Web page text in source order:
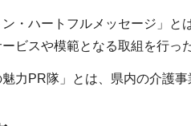
・ハートフルメッセージ」と
ビスや模範となる取組を行っ
力PR隊」とは、県内の介護事